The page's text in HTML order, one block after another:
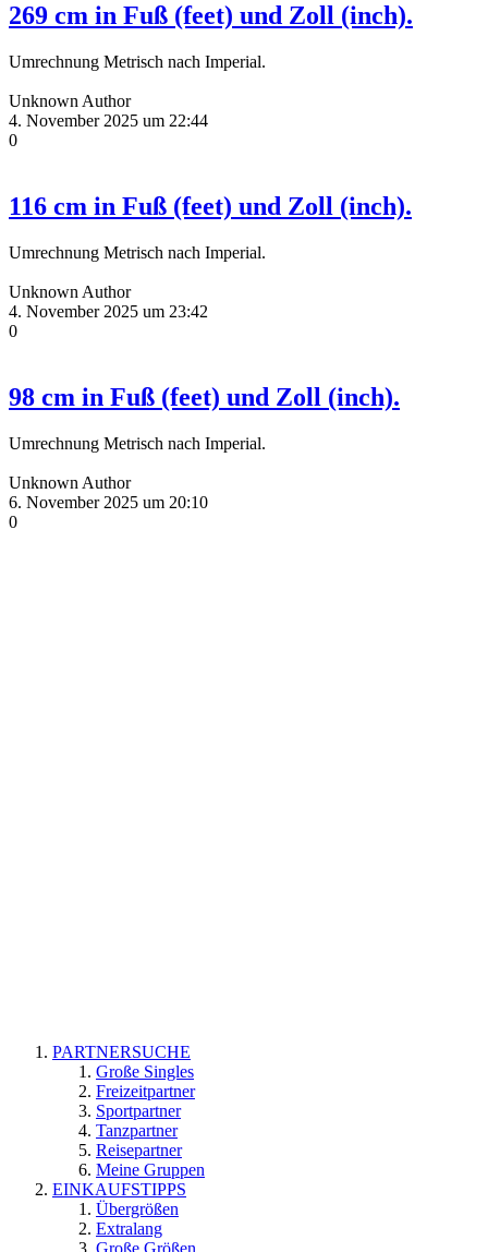
269 cm in Fuß (feet) und Zoll (inch).
Umrechnung Metrisch nach Imperial.
Unknown Author
4. November 2025 um 22:44
0
116 cm in Fuß (feet) und Zoll (inch).
Umrechnung Metrisch nach Imperial.
Unknown Author
4. November 2025 um 23:42
0
98 cm in Fuß (feet) und Zoll (inch).
Umrechnung Metrisch nach Imperial.
Unknown Author
6. November 2025 um 20:10
0
PARTNERSUCHE
Große Singles
Freizeitpartner
Sportpartner
Tanzpartner
Reisepartner
Meine Gruppen
EINKAUFSTIPPS
Übergrößen
Extralang
Große Größen